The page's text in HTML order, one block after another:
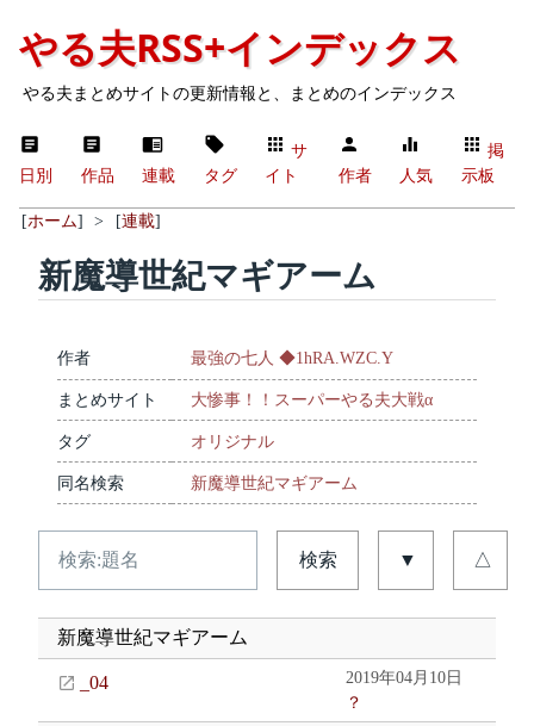
やる夫RSS+インデックス
やる夫まとめサイトの更新情報と、まとめのインデックス
日別 作品 連載 タグ
サ
イト
作者 人気
掲
示板
[ホーム] > [連載]
新魔導世紀マギアーム
作者 最強の七人 ◆1hRA.WZC.Y
まとめサイト 大惨事！！スーパーやる夫大戦α
タグ オリジナル
同名検索 新魔導世紀マギアーム
検索 ▼ △
新魔導世紀マギアーム
_04
2019年04月10日
？